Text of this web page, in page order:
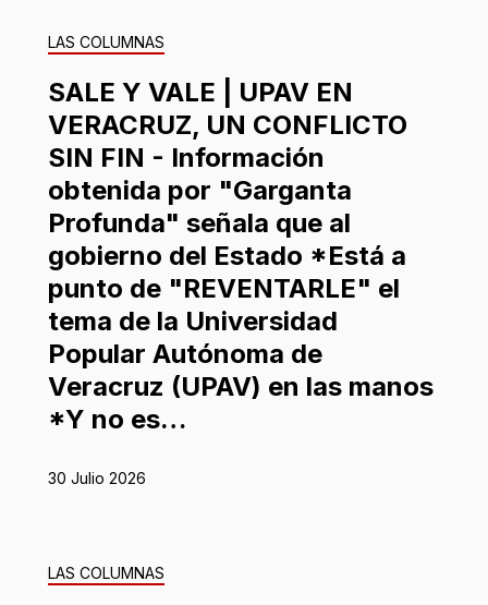
LAS COLUMNAS
SALE Y VALE | UPAV EN
VERACRUZ, UN CONFLICTO
SIN FIN - Información
obtenida por "Garganta
Profunda" señala que al
gobierno del Estado *Está a
punto de "REVENTARLE" el
tema de la Universidad
Popular Autónoma de
Veracruz (UPAV) en las manos
*Y no es…
30 Julio 2026
LAS COLUMNAS